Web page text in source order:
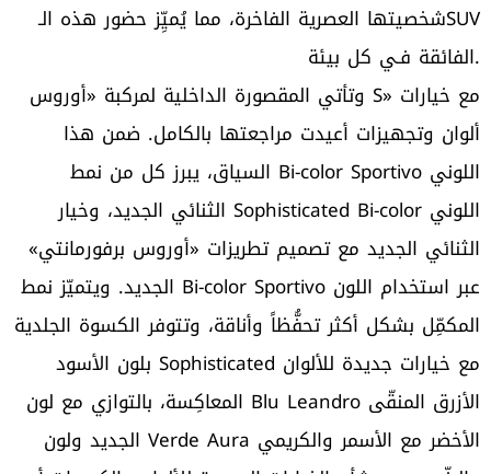
شخصيتها العصرية الفاخرة، مما يُميِّز حضور هذه الـSUV
الفائقة فـي كل بيئة.
وتأتي المقصورة الداخلية لمركبة «أوروس S» مع خيارات
ألوان وتجهيزات أعيدت مراجعتها بالكامل. ضمن هذا
السياق، يبرز كل من نمط Bi-color Sportivo اللوني
الثنائي الجديد، وخيار Sophisticated Bi-color اللوني
الثنائي الجديد مع تصميم تطريزات «أوروس برفورمانتي»
الجديد. ويتميّز نمط Bi-color Sportivo عبر استخدام اللون
المكمِّل بشكل أكثر تحفُّظاً وأناقة، وتتوفر الكسوة الجلدية
بلون الأسود Sophisticated مع خيارات جديدة للألوان
المعاكِسة، بالتوازي مع لون Blu Leandro الأزرق المنقّى
الجديد ولون Verde Aura الأخضر مع الأسمر والكريمي